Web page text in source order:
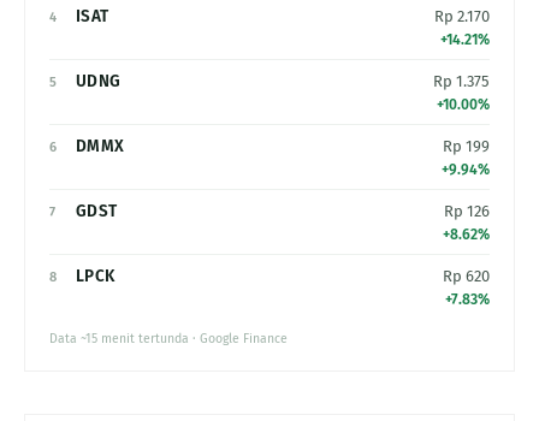
4 ISAT Rp 2.170
+14.21%
5 UDNG Rp 1.375
+10.00%
6 DMMX Rp 199
+9.94%
7 GDST Rp 126
+8.62%
8 LPCK Rp 620
+7.83%
Data ~15 menit tertunda · Google Finance